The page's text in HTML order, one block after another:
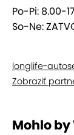
Po-Pi: 8.00-
So-Ne:
longlife-
Zobraziť
Mohlo